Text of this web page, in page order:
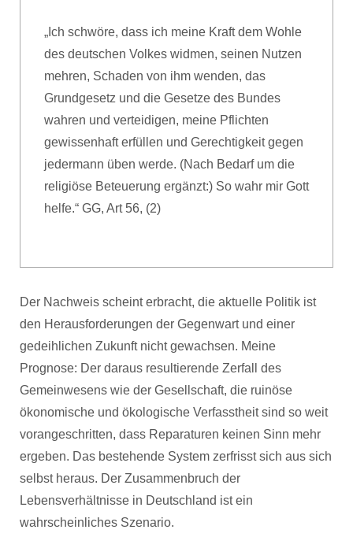
„Ich schwöre, dass ich meine Kraft dem Wohle
des deutschen Volkes widmen, seinen Nutzen
mehren, Schaden von ihm wenden, das
Grundgesetz und die Gesetze des Bundes
wahren und verteidigen, meine Pflichten
gewissenhaft erfüllen und Gerechtigkeit gegen
jedermann üben werde. (Nach Bedarf um die
religiöse Beteuerung ergänzt:) So wahr mir Gott
helfe.“ GG, Art 56, (2)
Der Nachweis scheint erbracht, die aktuelle Politik ist
den Herausforderungen der Gegenwart und einer
gedeihlichen Zukunft nicht gewachsen. Meine
Prognose: Der daraus resultierende Zerfall des
Gemeinwesens wie der Gesellschaft, die ruinöse
ökonomische und ökologische Verfasstheit sind so weit
vorangeschritten, dass Reparaturen keinen Sinn mehr
ergeben. Das bestehende System zerfrisst sich aus sich
selbst heraus. Der Zusammenbruch der
Lebensverhältnisse in Deutschland ist ein
wahrscheinliches Szenario.